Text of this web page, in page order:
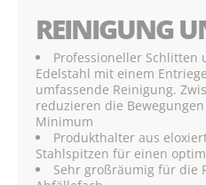
REINIGUNG
Professioneller Schlitten
Edelstahl mit einem
umfassende Reinigung.
reduzieren die
Minimum
Produkthalter aus
Stahlspitzen für einen
Sehr großräumig für die